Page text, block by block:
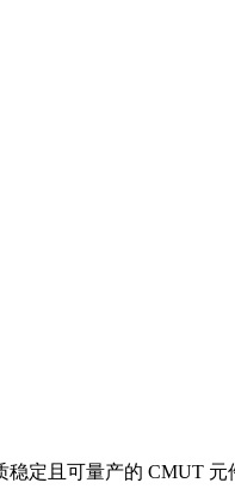
定且可量产的 CMUT